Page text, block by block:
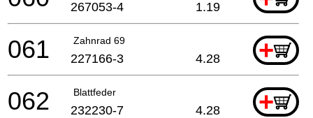
267053-4 1.19
Zahnrad 69 +
061 227166-3 4.28
Blattfeder +
062 232230-7 4.28